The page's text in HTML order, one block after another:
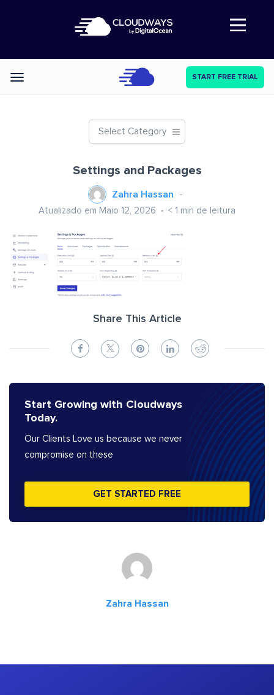
Abre a navegação
Categories START FREE TRIAL
Select Category
Settings and Packages
Zahra Hassan
Atualizado em Maio 12, 2026 < 1 min de leitura
Share This Article
Start Growing with Cloudways
Today.
Our Clients Love us because we never
compromise on these
GET STARTED FREE
Zahra Hassan